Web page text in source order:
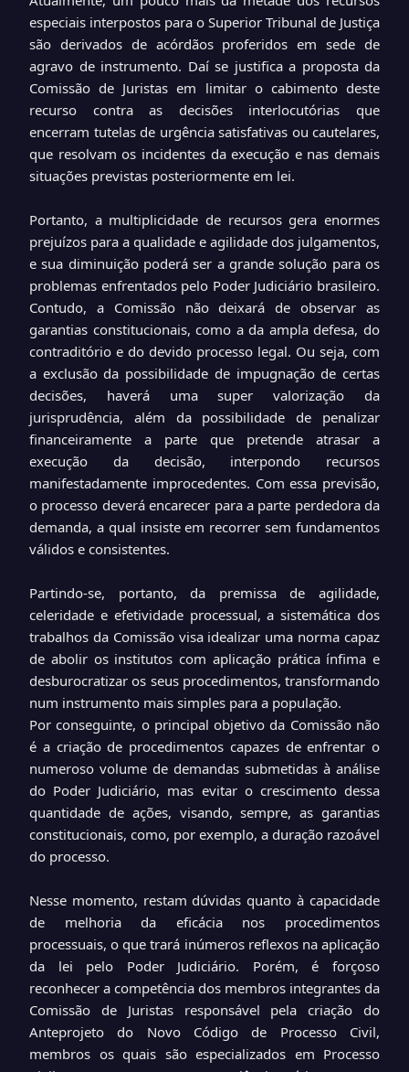
especiais interpostos para o Superior Tribunal de Justiça
são derivados de acórdãos proferidos em sede de
agravo de instrumento. Daí se justifica a proposta da
Comissão de Juristas em limitar o cabimento deste
recurso contra as decisões interlocutórias que
encerram tutelas de urgência satisfativas ou cautelares,
que resolvam os incidentes da execução e nas demais
situações previstas posteriormente em lei.
Portanto, a multiplicidade de recursos gera enormes
prejuízos para a qualidade e agilidade dos julgamentos,
e sua diminuição poderá ser a grande solução para os
problemas enfrentados pelo Poder Judiciário brasileiro.
Contudo, a Comissão não deixará de observar as
garantias constitucionais, como a da ampla defesa, do
contraditório e do devido processo legal. Ou seja, com
a exclusão da possibilidade de impugnação de certas
decisões, haverá uma super valorização da
jurisprudência, além da possibilidade de penalizar
financeiramente a parte que pretende atrasar a
execução da decisão, interpondo recursos
manifestadamente improcedentes. Com essa previsão,
o processo deverá encarecer para a parte perdedora da
demanda, a qual insiste em recorrer sem fundamentos
válidos e consistentes.
Partindo-se, portanto, da premissa de agilidade,
celeridade e efetividade processual, a sistemática dos
trabalhos da Comissão visa idealizar uma norma capaz
de abolir os institutos com aplicação prática ínfima e
desburocratizar os seus procedimentos, transformando
num instrumento mais simples para a população.
Por conseguinte, o principal objetivo da Comissão não
é a criação de procedimentos capazes de enfrentar o
numeroso volume de demandas submetidas à análise
do Poder Judiciário, mas evitar o crescimento dessa
quantidade de ações, visando, sempre, as garantias
constitucionais, como, por exemplo, a duração razoável
do processo.
Nesse momento, restam dúvidas quanto à capacidade
de melhoria da eficácia nos procedimentos
processuais, o que trará inúmeros reflexos na aplicação
da lei pelo Poder Judiciário. Porém, é forçoso
reconhecer a competência dos membros integrantes da
Comissão de Juristas responsável pela criação do
Anteprojeto do Novo Código de Processo Civil,
membros os quais são especializados em Processo